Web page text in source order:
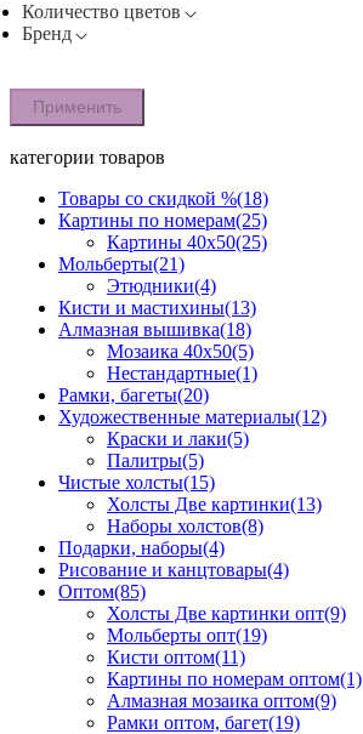
Количество цветов
Бренд
Применить
категории товаров
Товары со скидкой %(18)
Картины по номерам(25)
Картины 40x50(25)
Мольберты(21)
Этюдники(4)
Кисти и мастихины(13)
Алмазная вышивка(18)
Мозаика 40x50(5)
Нестандартные(1)
Рамки, багеты(20)
Художественные материалы(12)
Краски и лаки(5)
Палитры(5)
Чистые холсты(15)
Холсты Две картинки(13)
Наборы холстов(8)
Подарки, наборы(4)
Рисование и канцтовары(4)
Оптом(85)
Холсты Две картинки опт(9)
Мольберты опт(19)
Кисти оптом(11)
Картины по номерам оптом(1)
Алмазная мозаика оптом(9)
Рамки оптом, багет(19)